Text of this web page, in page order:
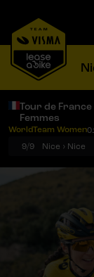
Tour de France
Femmes
WorldTeam Women
9/9
Nice › Nice